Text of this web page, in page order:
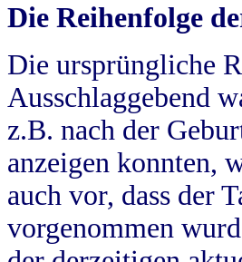
Die Reihenfolge
Die ursprüngliche
Ausschlaggebend
z.B. nach der
anzeigen konnten,
auch vor, dass der
vorgenommen